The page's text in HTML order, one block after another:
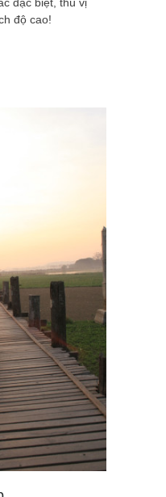
độ cao!